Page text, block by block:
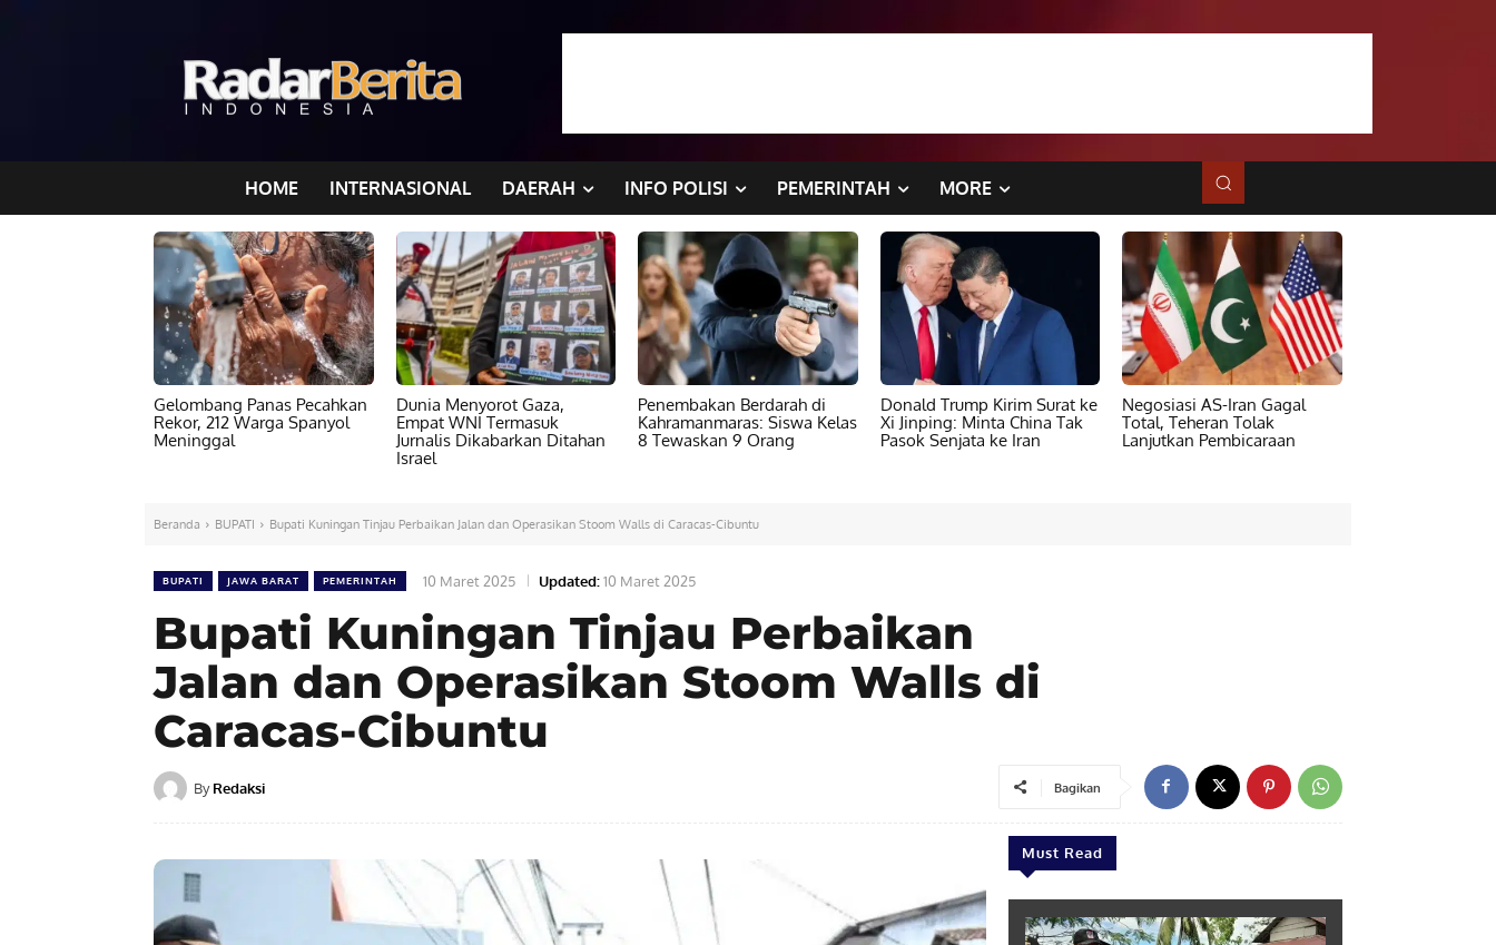
HOME INTERNASIONAL DAERAH INFO POLISI PEMERINTAH MORE
Gelombang Panas Pecahkan
Rekor, 212 Warga Spanyol
Meninggal
Dunia Menyorot Gaza,
Empat WNI Termasuk
Jurnalis Dikabarkan Ditahan
Israel
Penembakan Berdarah di
Kahramanmaras: Siswa Kelas
8 Tewaskan 9 Orang
Donald Trump Kirim Surat ke
Xi Jinping: Minta China Tak
Pasok Senjata ke Iran
Negosiasi AS-Iran Gagal
Total, Teheran Tolak
Lanjutkan Pembicaraan
Beranda BUPATI Bupati Kuningan Tinjau Perbaikan Jalan dan Operasikan Stoom Walls di Caracas-Cibuntu
BUPATI JAWA BARAT PEMERINTAH 10 Maret 2025 Updated:10 Maret 2025
Bupati Kuningan Tinjau Perbaikan
Jalan dan Operasikan Stoom Walls di
Caracas-Cibuntu
By Redaksi Bagikan
Must Read